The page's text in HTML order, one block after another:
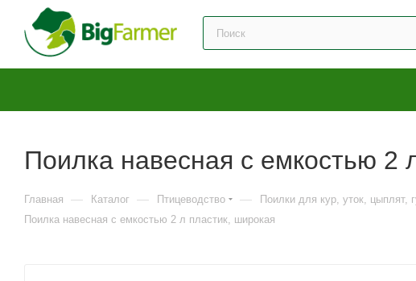
Поилка навесная с емкостью 2
Главная — Каталог — Птицеводство — Поилки для кур, уток, цыплят,
Поилка навесная с емкостью 2 л пластик, широкая